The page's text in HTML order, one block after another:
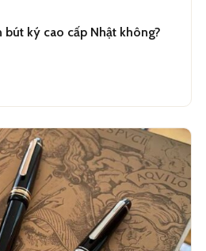
ký cao cấp Nhật không?